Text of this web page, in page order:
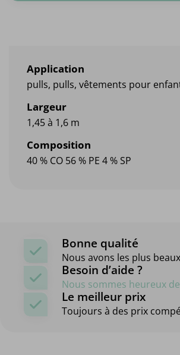
Application
pulls, pulls, vêtements pour
Largeur
1,45 à 1,6 m
Composition
40 % CO 56 % PE 4 % SP
Bonne qualité
Nous avons les plus
Besoin d’aide ?
Nous sommes heureux
Le meilleur prix
Toujours à des prix